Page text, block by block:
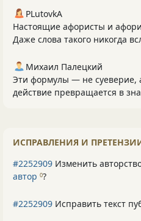
PLutоvkА
Настоящие афористы и
Даже слова такого никогда
Михаил Палецкий
Эти формулы — не суеверие,
действие превращается в
ИСПРАВЛЕНИЯ И
#2252909 Изменить
автор 0?
#2252909 Исправить текст